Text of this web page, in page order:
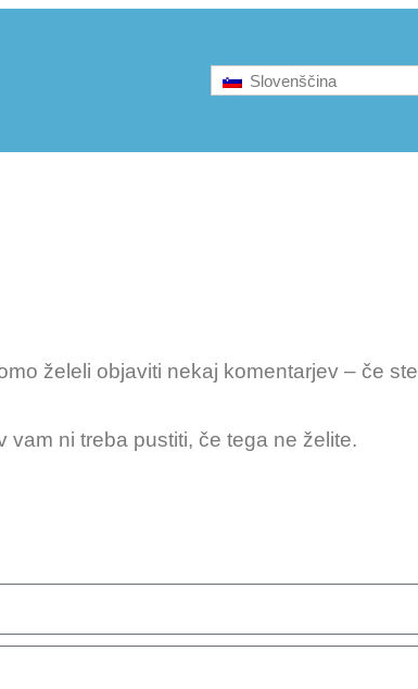
Slovenščina
želeli objaviti nekaj komentarjev – če ste
ni treba pustiti, če tega ne želite.